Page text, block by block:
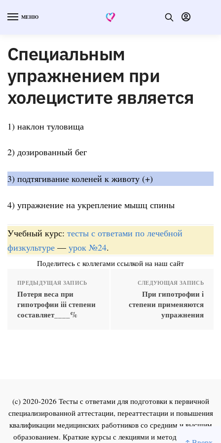
МЕНЮ
Специальным
упражнением при
холецистите является
1) наклон туловища
2) дозированный бег
3) подтягивание коленей к животу (+)
4) упражнение на укрепление мышц спины
Учебный курс: тесты с ответами по лечебной
физкультуре — урок №24.
Поделитесь с коллегами ссылкой на наш сайт
ПРЕДЫДУЩАЯ ЗАПИСЬ
Потеря веса при
гипотрофии iii степени
составляет____%
СЛЕДУЮЩАЯ ЗАПИСЬ
При гипотрофии i
степени применяются
упражнения
(c) 2020-2026 Тесты с ответами для подготовки к первичной
специализированной аттестации, переаттестации и повышения
квалификации медицинских работников со средним и высшим
образованием. Краткие курсы с лекциями и методическими